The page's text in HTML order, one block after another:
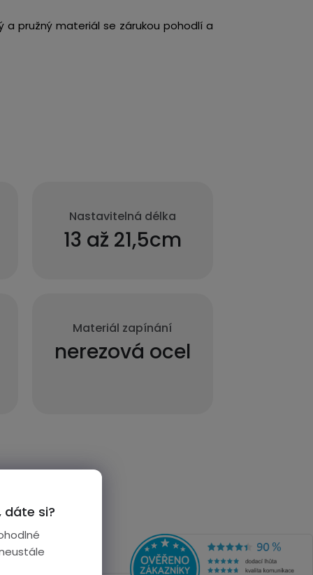
dáte si?
a pružný materiál se zárukou pohodlí a
Nastavitelná délka
13 až 21,5cm
Materiál zapínání
nerezová ocel